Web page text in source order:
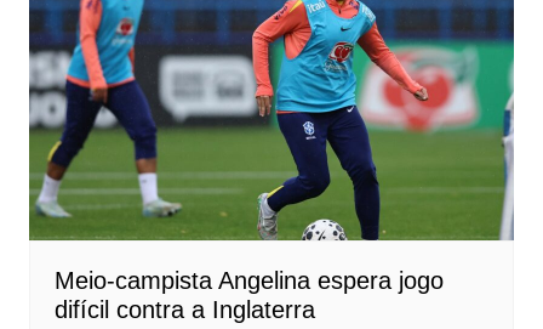
Meio-campista Angelina espera jogo
difícil contra a Inglaterra